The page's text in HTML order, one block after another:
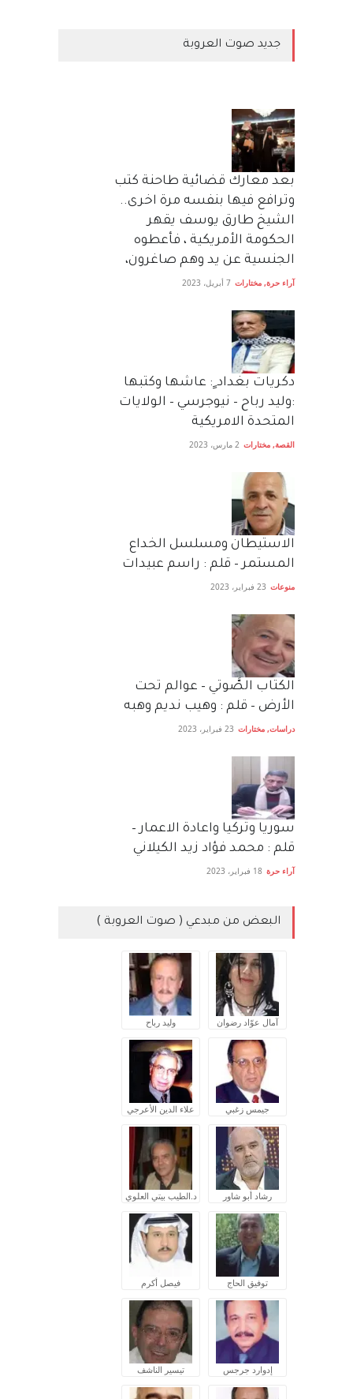
جديد صوت العروبة
بعد معارك قضائية طاحنة كتب
وترافع فيها بنفسه مرة اخرى..
الشيخ طارق يوسف يقهر
الحكومة الأمريكية ، فأعطوه
الجنسية عن يد وهم صاغرون،
آراء حرة, مختارات 7 أبريل، 2023
دكريات بغداد ٍ: عاشها وكتبها
:وليد رباح – نيوجرسي – الولايات
المتحدة الامريكية
القصة, مختارات 2 مارس، 2023
الاستيطان ومسلسل الخداع
المستمر – قلم : راسم عبيدات
منوعات 23 فبراير، 2023
الكتاب الصَّوتي – عوالم تحت
الأرض – قلم : وهيب نديم وهبه
دراسات, مختارات 23 فبراير، 2023
سوريا وتركيا واعادة الاعمار –
قلم : محمد فؤاد زيد الكيلاني
آراء حرة 18 فبراير، 2023
البعض من مبدعي ( صوت العروبة )
آمال عوّاد رضوان وليد رباح
جيمس زغبي علاء الدين الأعرجي
رشاد أبو شاور د.الطيب بيتي العلوي
توفيق الحاج فيصل أكرم
إدوارد جرجس تيسير الناشف